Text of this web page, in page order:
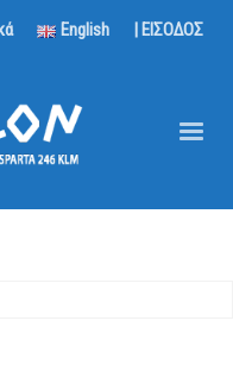
English | ΕΙΣΟΔΟΣ